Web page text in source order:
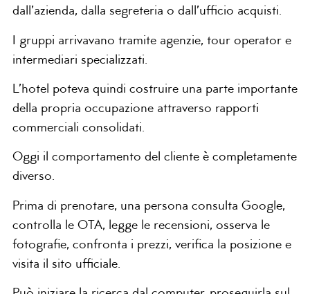
dall’azienda, dalla segreteria o dall’ufficio acquisti.
I gruppi arrivavano tramite agenzie, tour operator e
intermediari specializzati.
L’hotel poteva quindi costruire una parte importante
della propria occupazione attraverso rapporti
commerciali consolidati.
Oggi il comportamento del cliente è completamente
diverso.
Prima di prenotare, una persona consulta Google,
controlla le OTA, legge le recensioni, osserva le
fotografie, confronta i prezzi, verifica la posizione e
visita il sito ufficiale.